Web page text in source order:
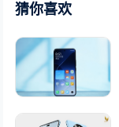
猜你喜欢